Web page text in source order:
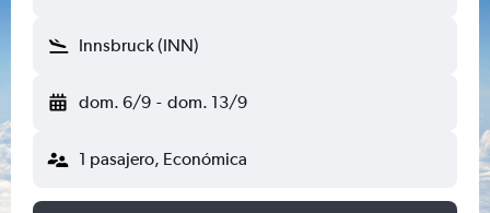
Innsbruck (INN)
dom. 6/9 - dom. 13/9
1 pasajero, Económica